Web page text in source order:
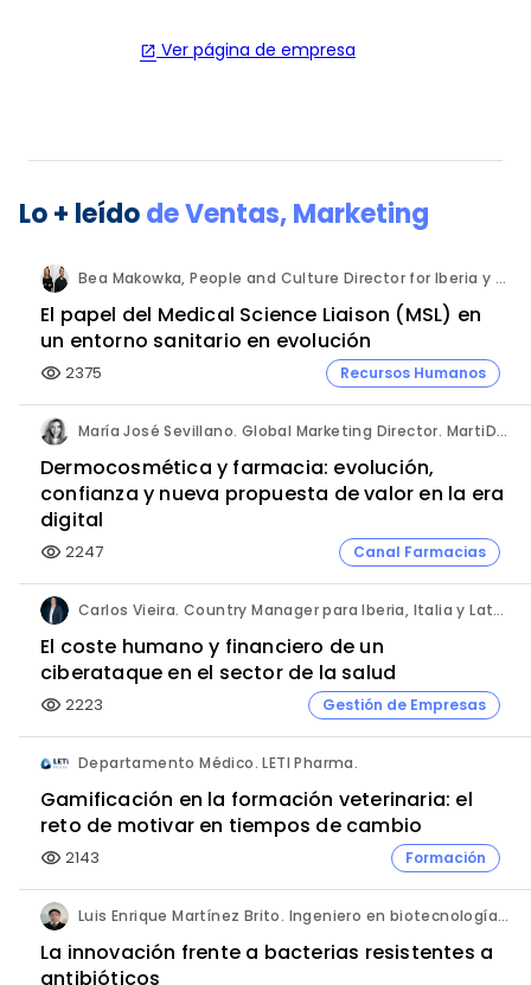
open_in_new Ver página de empresa
Lo + leídodeVentas,Marketing
Bea Makowka, People and Culture Director for Iberia y Alberto Municio, Talent Seach Solutions Lead for Iberia. Inizio Engage.
El papel del Medical Science Liaison (MSL) en
un entorno sanitario en evolución
visibility 2375 Recursos Humanos
María José Sevillano. Global Marketing Director. MartiDerm.
Dermocosmética y farmacia: evolución,
confianza y nueva propuesta de valor en la era
digital
visibility 2247 Canal Farmacias
Carlos Vieira. Country Manager para Iberia, Italia y Latam. Hornetsecurity.
El coste humano y financiero de un
ciberataque en el sector de la salud
visibility 2223 Gestión de Empresas
Departamento Médico. LETI Pharma.
Gamificación en la formación veterinaria: el
reto de motivar en tiempos de cambio
visibility 2143 Formación
Luis Enrique Martínez Brito. Ingeniero en biotecnología, México.
La innovación frente a bacterias resistentes a
antibióticos